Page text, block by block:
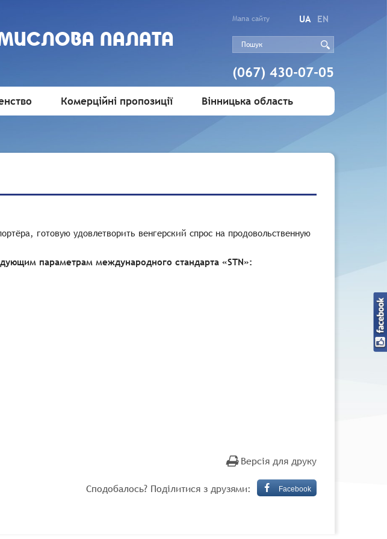
ПАЛАТА
Мапа сайту UA EN
(067) 430-07-05
Комерційні пропозиції Вінницька область
готовую удовлетворить венгерский спрос на продовольственную
параметрам международного стандарта «STN»:
Версія для друку
Сподобалось? Поділитися з друзями: Facebook